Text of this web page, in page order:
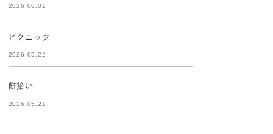
2026.06.01
ピクニック
2026.05.22
餅拾い
2026.05.21